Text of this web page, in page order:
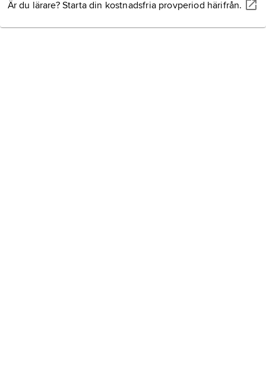
Är du lärare? Starta din kostnadsfria provperiod härifrån.